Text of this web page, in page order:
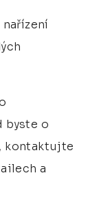
byste o
kontaktujte
a